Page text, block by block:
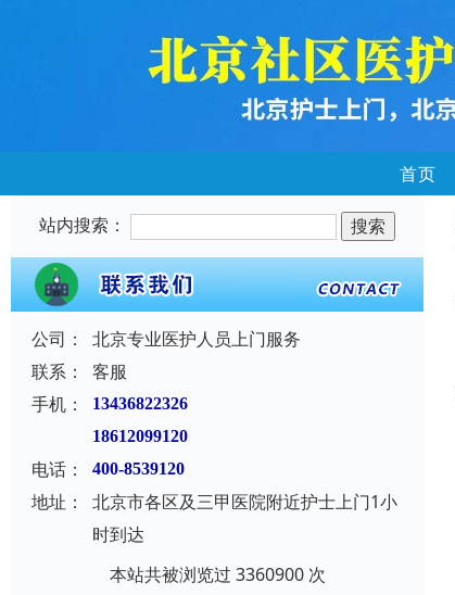
首页
站内搜索：
公司：
北京专业医护人员上门服务
联系：
客服
手机：
13436822326
18612099120
电话： 400-8539120
地址：
北京市各区及三甲医院附近护士上门1小
时到达
本站共被浏览过 3360900 次